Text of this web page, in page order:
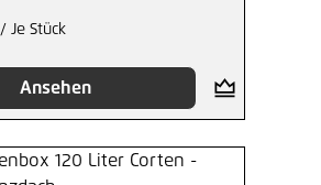
/ Je Stück
Ansehen